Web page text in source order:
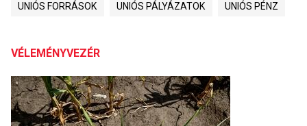
UNIÓS FORRÁSOK UNIÓS PÁLYÁZATOK UNIÓS PÉNZ
VÉLEMÉNYVEZÉR